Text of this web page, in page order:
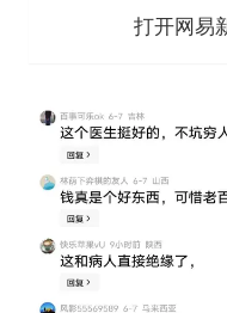
打开网易